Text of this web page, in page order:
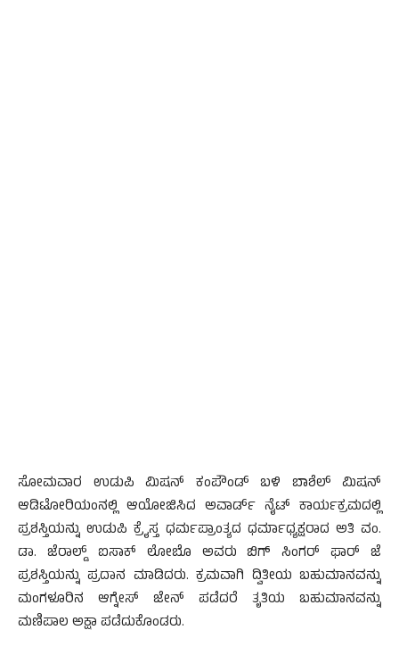
ಸೋಮವಾರ ಉಡುಪಿ ಮಿಷನ್ ಕಂಪೌಂಡ್ ಬಳಿ ಬಾಶೆಲ್ ಮಿಷನ್
ಆಡಿಟೋರಿಯಂನಲ್ಲಿ ಆಯೋಜಿಸಿದ ಅವಾರ್ಡ್ ನೈಟ್ ಕಾರ್ಯಕ್ರಮದಲ್ಲಿ
ಪ್ರಶಸ್ತಿಯನ್ನು ಉಡುಪಿ ಕ್ರೈಸ್ತ ಧರ್ಮಪ್ರಾಂತ್ಯದ ಧರ್ಮಾಧ್ಯಕ್ಷರಾದ ಅತಿ ವಂ.
ಡಾ. ಜೆರಾಲ್ಡ್ ಐಸಾಕ್ ಲೋಬೊ ಅವರು ಬಿಗ್ ಸಿಂಗರ್ ಫಾರ್ ಜೆ
ಪ್ರಶಸ್ತಿಯನ್ನು ಪ್ರದಾನ ಮಾಡಿದರು. ಕ್ರಮವಾಗಿ ದ್ವಿತೀಯ ಬಹುಮಾನವನ್ನು
ಮಂಗಳೂರಿನ ಆಗ್ನೇಸ್ ಜೇನ್ ಪಡೆದರೆ ತೃತಿಯ ಬಹುಮಾನವನ್ನು
ಮಣಿಪಾಲ ಅಕ್ಷಾ ಪಡೆದುಕೊಂಡರು.